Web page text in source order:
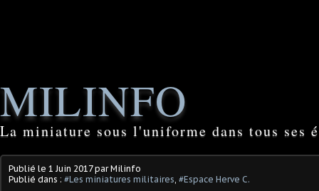
MILINFO
La miniature sous l'uniforme dans tous ses
Publié le 1 Juin 2017par Milinfo
Publié dans : #Les miniatures militaires, #Espace Herve C.